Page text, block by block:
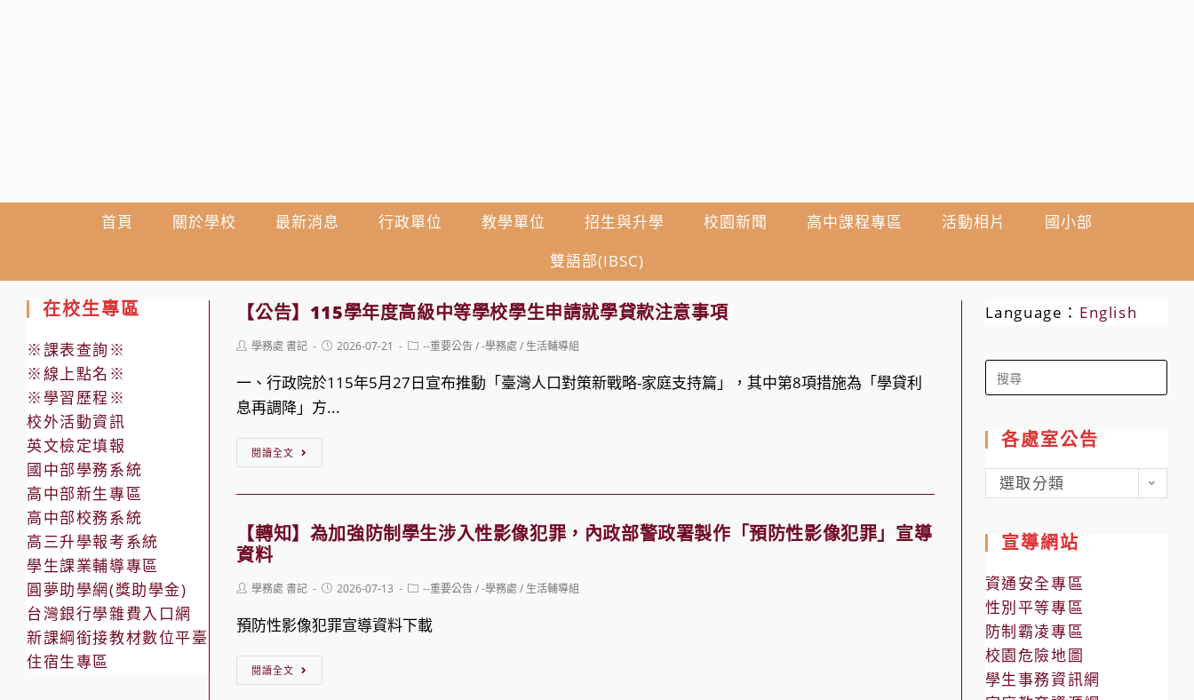
首頁 關於學校 最新消息 行政單位 教學單位 招生與升學 校園新聞 高中課程專區 活動相片
國小部
雙語部(IBSC)
【公告】115學年度高級中等學校學生申請就學貸款注意事項
Post學務處 書記
Post2026-07-21
Post--重要公告 / -學務處 / 生活輔導組
一、行政院於115年5月27日宣布推動「臺灣人口對策新戰略-家庭支持篇」，其中第8項措施為「學貸利
息再調降」方...
閱讀全文
115
學
年
高
級
【轉知】為加強防制學生涉入性影像犯罪，內政部警政署製作「預防性影像犯罪」宣導
資料
Post學務處 書記
Post2026-07-13
Post--重要公告 / -學務處 / 生活輔導組
預防性影像犯罪宣導資料下載
閱讀全文
在校生專區
※課表查詢※
※線上點名※
※學習歷程※
校外活動資訊
英文檢定填報
國中部學務系統
高中部新生專區
高中部校務系統
高三升學報考系統
學生課業輔導專區
圓夢助學網(獎助學金)
台灣銀行學雜費入口網
新課綱銜接教材數位平臺
住宿生專區
Language： English
Search
for:
各處室公告
各
處
公
告
選取分類
宣導網站
資通安全專區
性別平等專區
防制霸凌專區
校園危險地圖
學生事務資訊網